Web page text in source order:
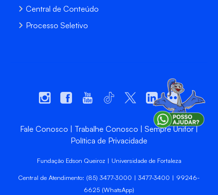
Central de Conteúdo
Processo Seletivo
Fale Conosco Trabalhe Conosco
Sempre Unifor
Política de Privacidade
Fundação Edson Queiroz | Universidade de Fortaleza
Central de Atendimento: (85) 3477-3000 | 3477-3400 | 99246-
6625 (WhatsApp)